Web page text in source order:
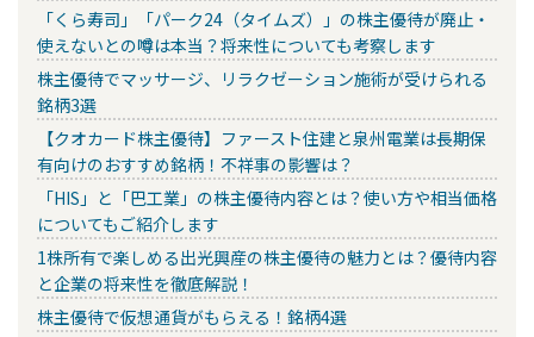
「くら寿司」「パーク24（タイムズ）」の株主優待が廃止・
使えないとの噂は本当？将来性についても考察します
株主優待でマッサージ、リラクゼーション施術が受けられる
銘柄3選
【クオカード株主優待】ファースト住建と泉州電業は長期保
有向けのおすすめ銘柄！不祥事の影響は？
「HIS」と「巴工業」の株主優待内容とは？使い方や相当価格
についてもご紹介します
1株所有で楽しめる出光興産の株主優待の魅力とは？優待内容
と企業の将来性を徹底解説！
株主優待で仮想通貨がもらえる！銘柄4選